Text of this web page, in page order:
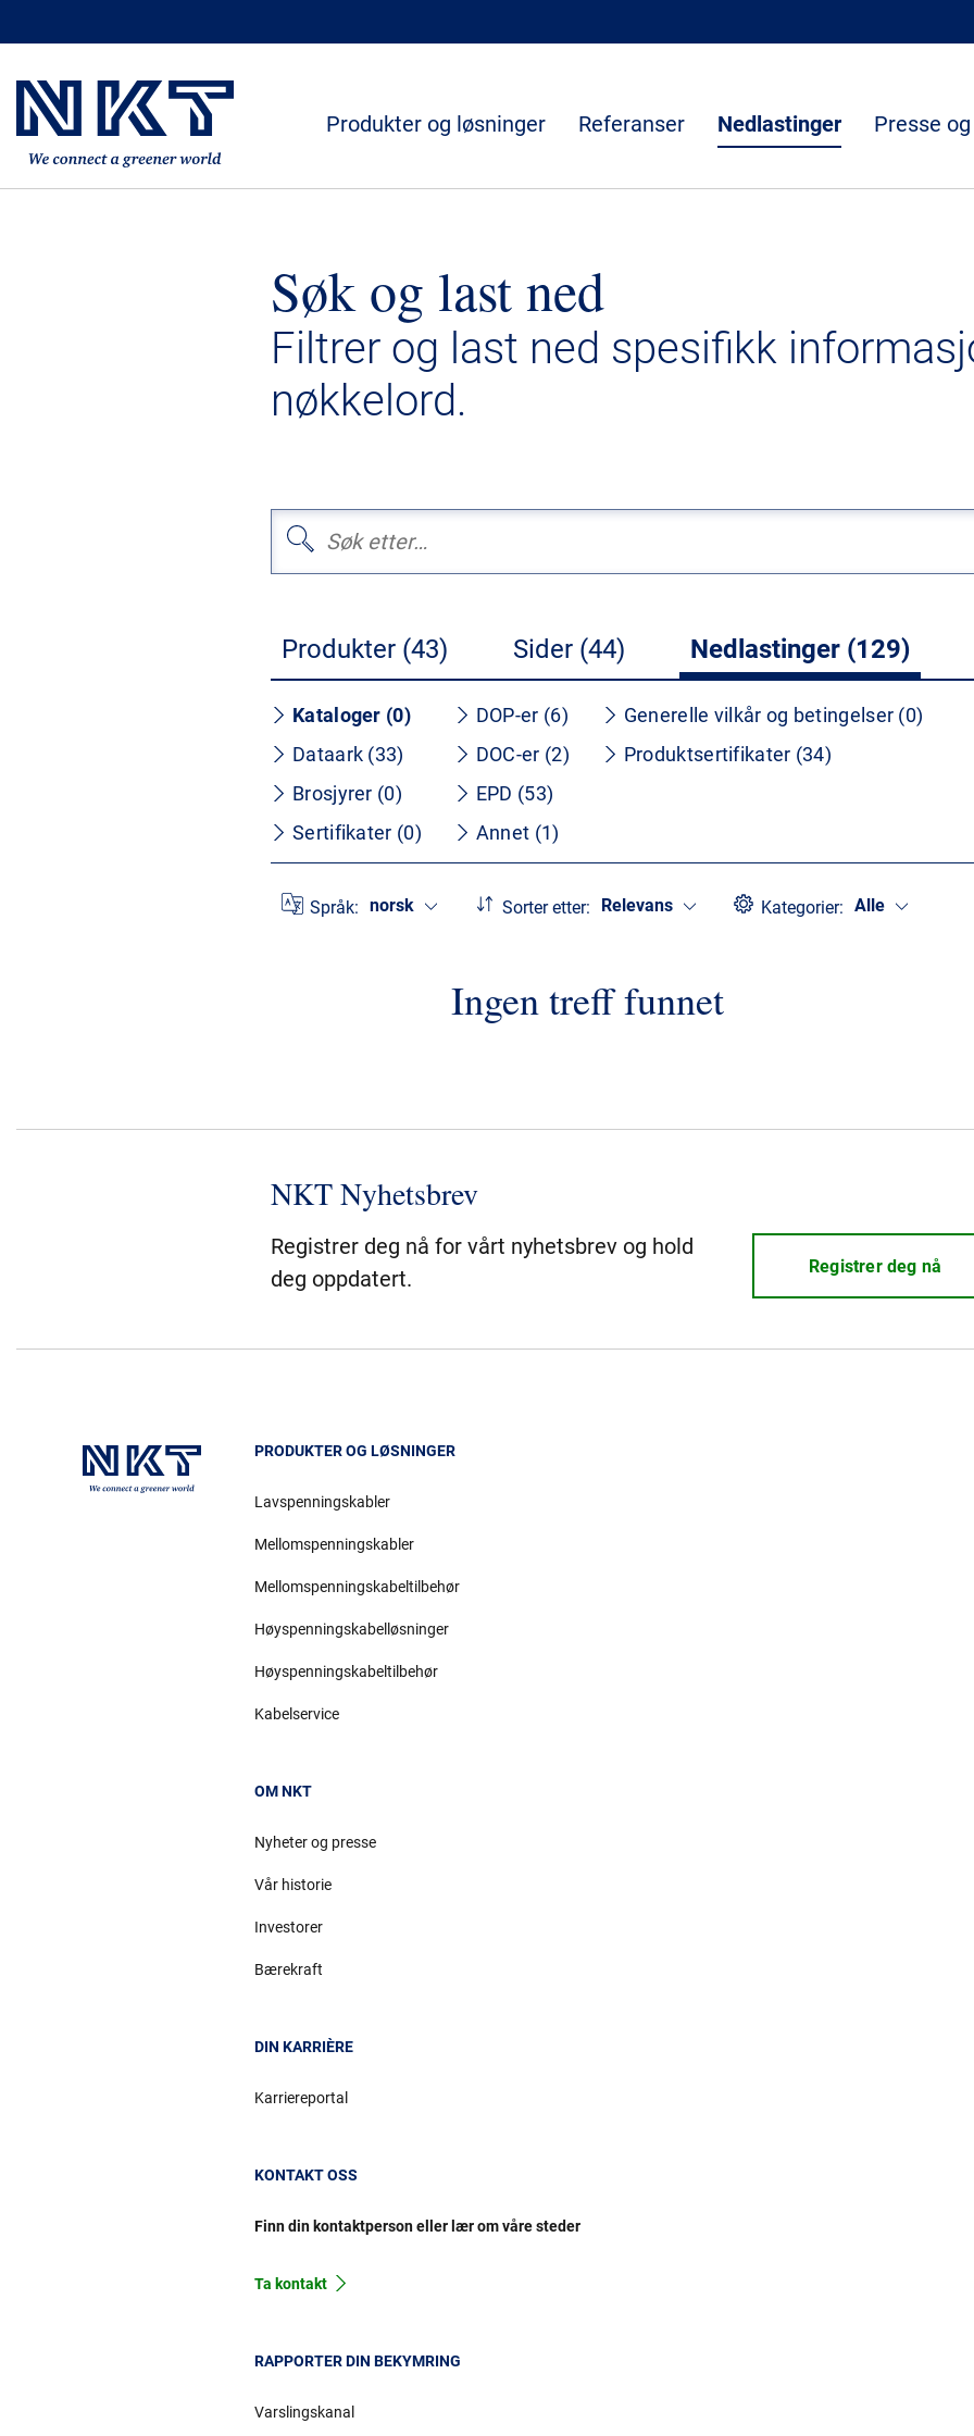
Produkter og løsninger Referanser Nedlastinger Presse
Søk og last ned
Filtrer og last ned spesifikk
nøkkelord.
Produkter (43) Sider (44) Nedlastinger (129)
Kataloger (0)
Dataark (33)
Brosjyrer (0)
Sertifikater (0)
DOP-er (6)
DOC-er (2)
EPD (53)
Annet (1)
Generelle vilkår og betingelser (0)
Produktsertifikater (34)
Språk: norsk Sorter etter: Relevans Kategorier: Alle
Ingen treff funnet
NKT Nyhetsbrev
Registrer deg nå for vårt nyhetsbrev og hold
deg oppdatert.
Registrer deg nå
PRODUKTER OG LØSNINGER
Lavspenningskabler
Mellomspenningskabler
Mellomspenningskabeltilbehør
Høyspenningskabelløsninger
Høyspenningskabeltilbehør
Kabelservice
OM NKT
Nyheter og presse
Vår historie
Investorer
Bærekraft
DIN KARRIÈRE
Karriereportal
KONTAKT OSS
Finn din kontaktperson eller lær om våre steder
Ta kontakt
RAPPORTER DIN BEKYMRING
Varslingskanal